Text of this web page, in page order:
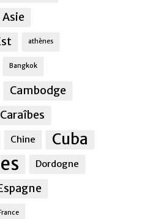
Asie
athènes
Bangkok
Cambodge
Caraîbes
Chine Cuba
Dordogne